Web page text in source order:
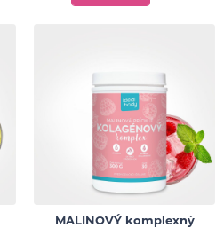
MALINOVÝ komplexný